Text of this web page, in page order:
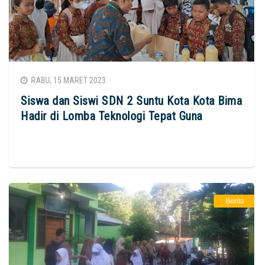
RABU, 15 MARET 2023
Siswa dan Siswi SDN 2 Suntu Kota Kota Bima
Hadir di Lomba Teknologi Tepat Guna
Berita